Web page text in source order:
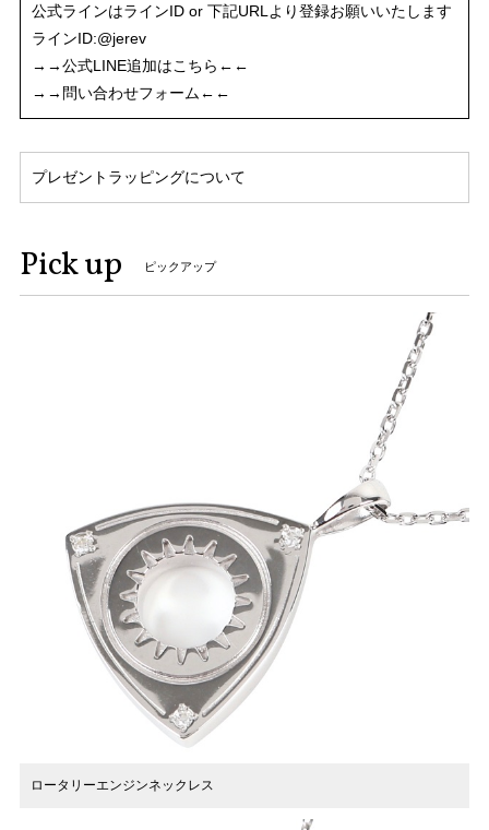
公式ラインはラインID or 下記URLより登録お願いいたします
ラインID:@jerev
→→公式LINE追加はこちら←←
→→問い合わせフォーム←←
プレゼントラッピングについて
Pick up ピックアップ
ロータリーエンジンネックレス